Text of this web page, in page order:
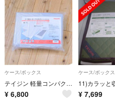
ケース/ボックス
テイジン 軽量コンパクト敷布団 スゴ軽2 BOXカバー シングル2枚組
¥ 6,800
ケース/ボックス
¥ 7,699